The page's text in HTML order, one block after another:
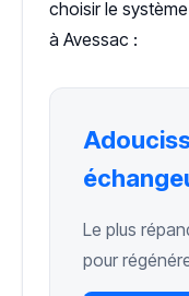
choisir le
à Avessac :
Le plus
pour